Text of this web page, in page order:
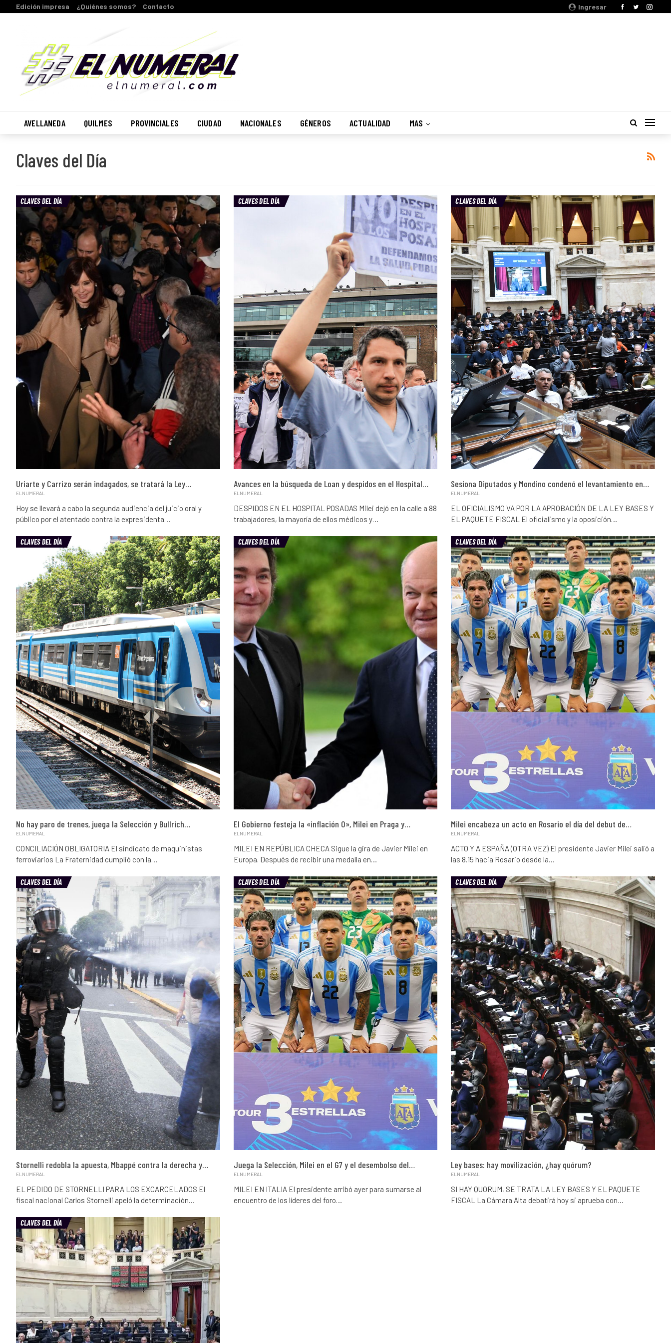
Ingresar
Edición impresa ¿Quiénes somos? Contacto
AVELLANEDA QUILMES PROVINCIALES CIUDAD NACIONALES GÉNEROS ACTUALIDAD MAS
Claves del Día
CLAVES DEL DÍA
Uriarte y Carrizo serán indagados, se tratará la Ley…
ELNUMERAL
Hoy se llevará a cabo la segunda audiencia del juicio oral y
público por el atentado contra la expresidenta…
CLAVES DEL DÍA
Avances en la búsqueda de Loan y despidos en el Hospital…
ELNUMERAL
DESPIDOS EN EL HOSPITAL POSADAS Milei dejó en la calle a 88
trabajadores, la mayoría de ellos médicos y…
CLAVES DEL DÍA
Sesiona Diputados y Mondino condenó el levantamiento en…
ELNUMERAL
EL OFICIALISMO VA POR LA APROBACIÓN DE LA LEY BASES Y
EL PAQUETE FISCAL El oficialismo y la oposición…
CLAVES DEL DÍA
No hay paro de trenes, juega la Selección y Bullrich…
ELNUMERAL
CONCILIACIÓN OBLIGATORIA El sindicato de maquinistas
ferroviarios La Fraternidad cumplió con la…
CLAVES DEL DÍA
El Gobierno festeja la «inflación 0», Milei en Praga y…
ELNUMERAL
MILEI EN REPÚBLICA CHECA Sigue la gira de Javier Milei en
Europa. Después de recibir una medalla en…
CLAVES DEL DÍA
Milei encabeza un acto en Rosario el día del debut de…
ELNUMERAL
ACTO Y A ESPAÑA (OTRA VEZ) El presidente Javier Milei salió a
las 8.15 hacia Rosario desde la…
CLAVES DEL DÍA
Stornelli redobla la apuesta, Mbappé contra la derecha y…
ELNUMERAL
EL PEDIDO DE STORNELLI PARA LOS EXCARCELADOS El
fiscal nacional Carlos Stornelli apeló la determinación…
CLAVES DEL DÍA
Juega la Selección, Milei en el G7 y el desembolso del…
ELNUMERAL
MILEI EN ITALIA El presidente arribó ayer para sumarse al
encuentro de los líderes del foro…
CLAVES DEL DÍA
Ley bases: hay movilización, ¿hay quórum?
ELNUMERAL
SI HAY QUORUM, SE TRATA LA LEY BASES Y EL PAQUETE
FISCAL La Cámara Alta debatirá hoy si aprueba con…
CLAVES DEL DÍA
Suscribete